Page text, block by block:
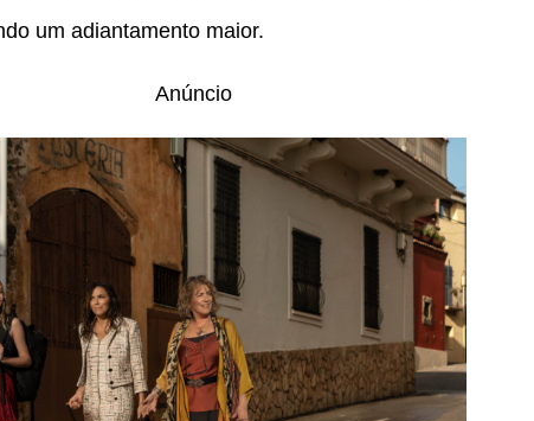
um adiantamento maior.
Anúncio